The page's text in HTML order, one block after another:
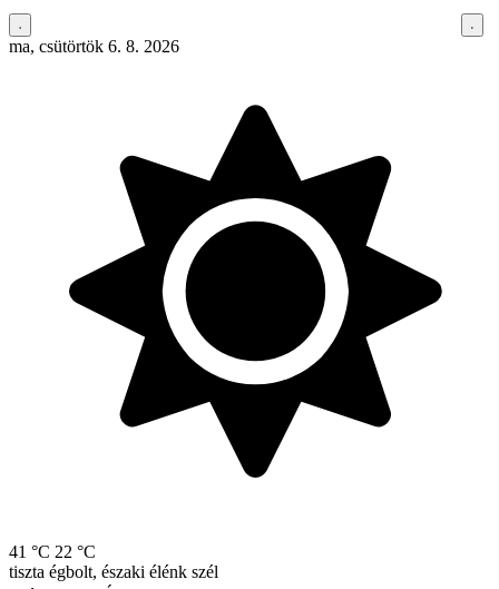
ma, csütörtök 6. 8. 2026
41 °C 22 °C
tiszta égbolt, északi élénk szél